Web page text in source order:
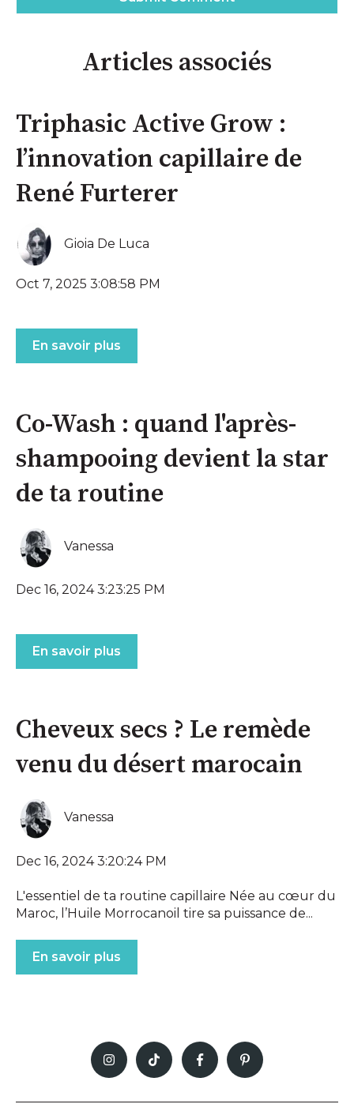
Articles associés
Triphasic Active Grow :
l’innovation capillaire de
René Furterer
Gioia De Luca
Oct 7, 2025 3:08:58 PM
En savoir plus
Co-Wash : quand l'après-
shampooing devient la star
de ta routine
Vanessa
Dec 16, 2024 3:23:25 PM
En savoir plus
Cheveux secs ? Le remède
venu du désert marocain
Vanessa
Dec 16, 2024 3:20:24 PM
L'essentiel de ta routine capillaire Née au cœur du
Maroc, l’Huile Morrocanoil tire sa puissance de...
En savoir plus